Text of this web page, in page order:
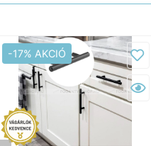
-17% AKCIÓ